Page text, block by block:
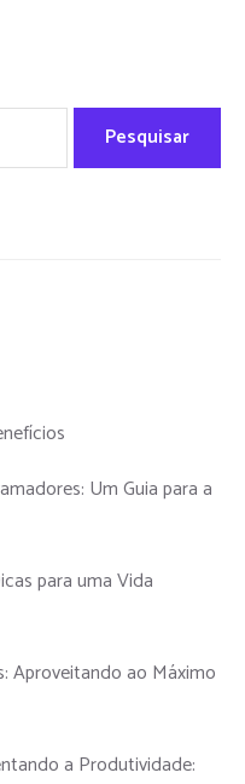
Pesquisar
Um Guia para a
para uma Vida
Aproveitando ao Máximo
a Produtividade: